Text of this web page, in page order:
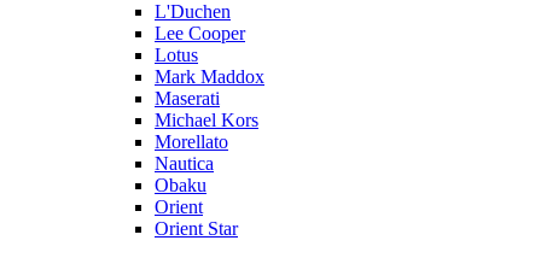
L'Duchen
Lee Cooper
Lotus
Mark Maddox
Maserati
Michael Kors
Morellato
Nautica
Obaku
Orient
Orient Star